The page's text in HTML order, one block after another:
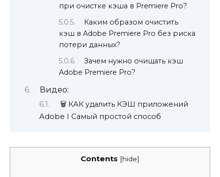
при очистке кэша в Premiere Pro?
Каким образом очистить
кэш в Adobe Premiere Pro без риска
потери данных?
Зачем нужно очищать кэш
Adobe Premiere Pro?
Видео:
🗑️ КАК удалить КЭШ приложений
Adobe I Самый простой способ
Contents [hide]